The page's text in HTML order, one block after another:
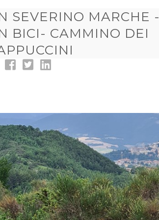
SEVERINO MARCHE -
BICI- CAMMINO DEI